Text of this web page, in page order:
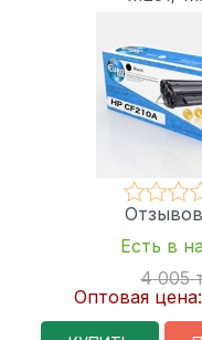
Есть в
4 005
Оптовая цена: